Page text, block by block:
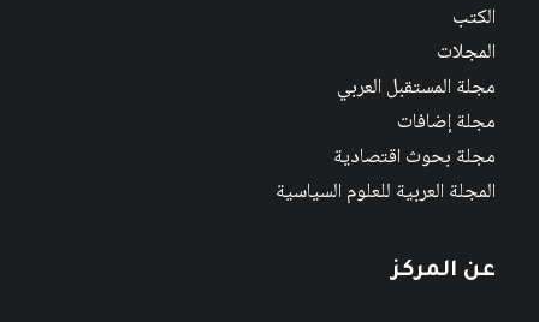
الكتب
المجلات
مجلة المستقبل العربي
مجلة إضافات
مجلة بحوث اقتصادية
المجلة العربية للعلوم السياسية
عن المركز